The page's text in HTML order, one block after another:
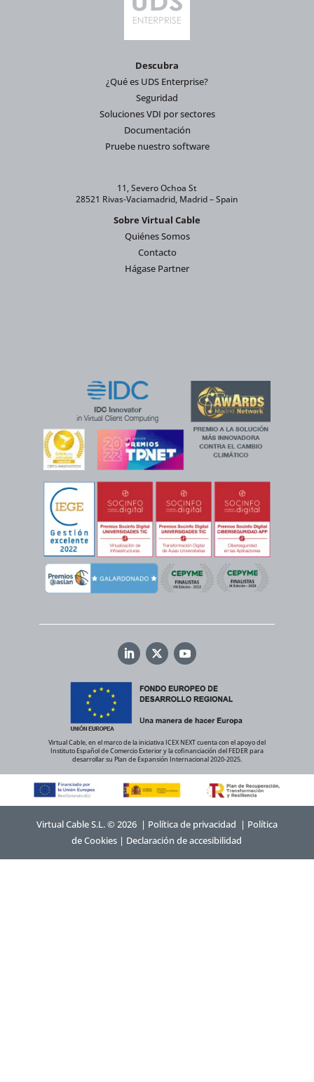
Descubra
¿Qué es UDS Enterprise?
Seguridad
Soluciones VDI por sectores
Documentación
Pruebe nuestro software
11, Severo Ochoa St
28521 Rivas-Vaciamadrid, Madrid – Spain
Sobre Virtual Cable
Quiénes Somos
Contacto
Hágase Partner
Virtual Cable, en el marco de la iniciativa ICEX NEXT cuenta con el apoyo del
Instituto Español de Comercio Exterior y la cofinanciación del FEDER para
desarrollar su Plan de Expansión Internacional 2020-2025.
Virtual Cable S.L. © 2026 | Política de privacidad | Política
de Cookies | Declaración de accesibilidad